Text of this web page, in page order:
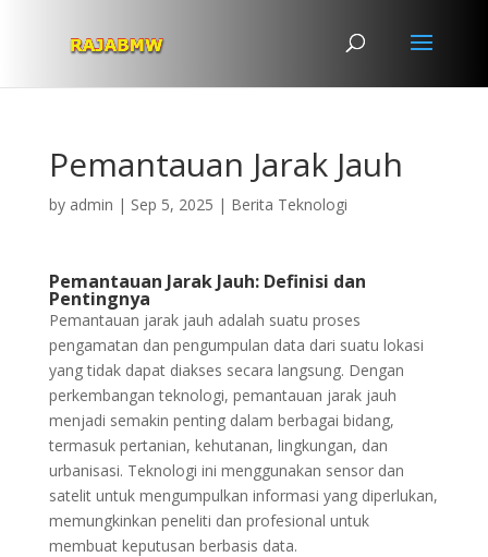
Pemantauan Jarak Jauh
by admin | Sep 5, 2025 | Berita Teknologi
Pemantauan Jarak Jauh: Definisi dan
Pentingnya
Pemantauan jarak jauh adalah suatu proses
pengamatan dan pengumpulan data dari suatu lokasi
yang tidak dapat diakses secara langsung. Dengan
perkembangan teknologi, pemantauan jarak jauh
menjadi semakin penting dalam berbagai bidang,
termasuk pertanian, kehutanan, lingkungan, dan
urbanisasi. Teknologi ini menggunakan sensor dan
satelit untuk mengumpulkan informasi yang diperlukan,
memungkinkan peneliti dan profesional untuk
membuat keputusan berbasis data.